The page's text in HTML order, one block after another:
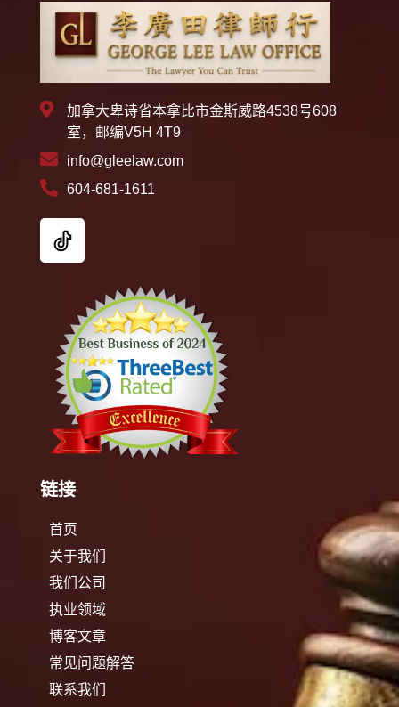
加拿大卑诗省本拿比市金斯威路4538号608
室，邮编V5H 4T9
info@gleelaw.com
604-681-1611
链接
首页
关于我们
我们公司
执业领域
博客文章
常见问题解答
联系我们